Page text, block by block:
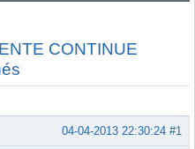
CONTINUE
#1
04-04-2013 22:30:24